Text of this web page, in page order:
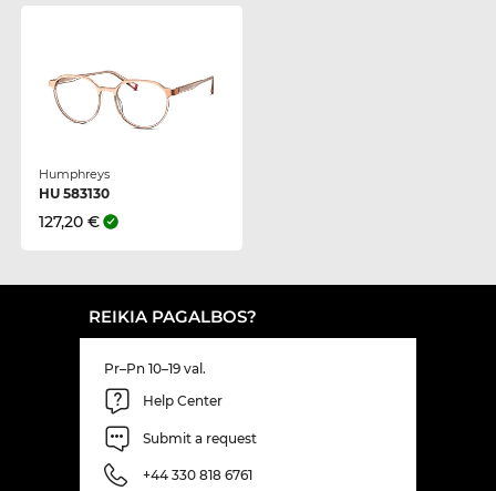
Humphreys
HU 583130
127,20 €
REIKIA PAGALBOS?
Pr–Pn 10–19 val.
Help Center
Submit a request
+44 330 818 6761